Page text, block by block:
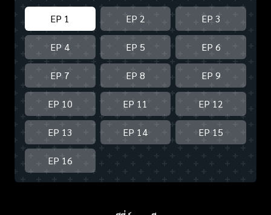
EP 1 EP 2 EP 3
EP 4 EP 5 EP 6
EP 7 EP 8 EP 9
EP 10 EP 11 EP 12
EP 13 EP 14 EP 15
EP 16